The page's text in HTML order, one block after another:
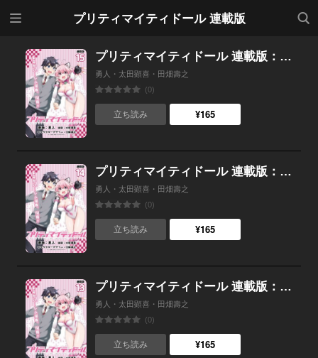
プリティマイティドール 連載版
検索
プリティマイティドール 連載版：15
勇人・太田顕喜・田畑壽之
(0)
立ち読み ¥165
プリティマイティドール 連載版：14
勇人・太田顕喜・田畑壽之
(0)
立ち読み ¥165
プリティマイティドール 連載版：13
勇人・太田顕喜・田畑壽之
(0)
立ち読み ¥165